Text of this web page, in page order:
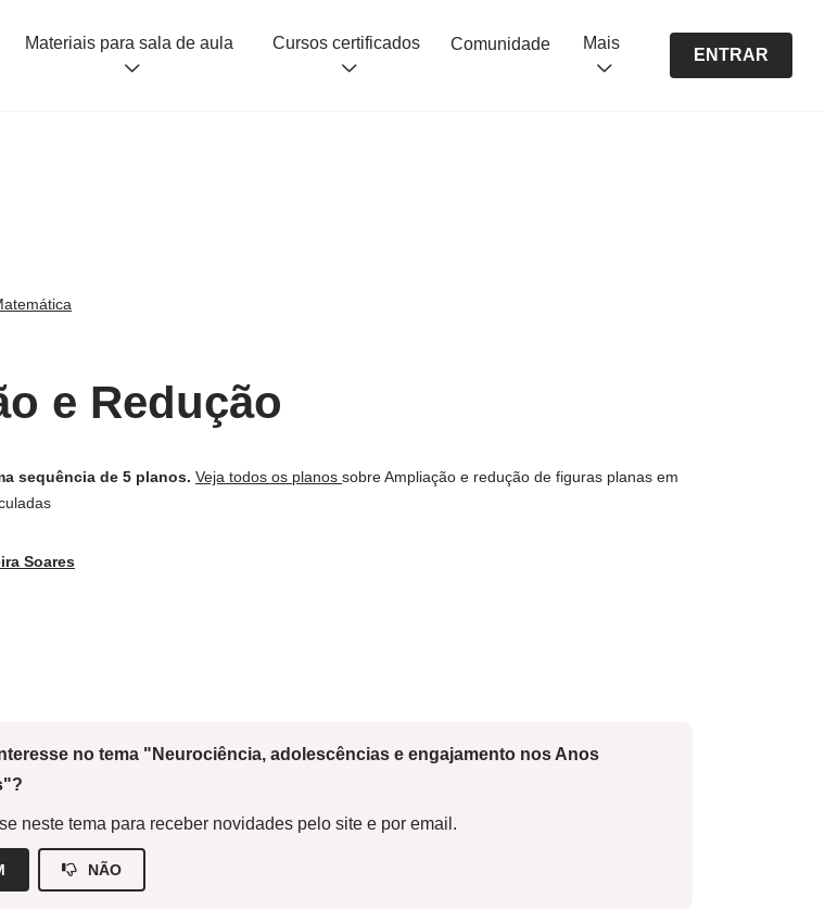
Materiais para sala de aula Cursos certificados Comunidade Mais
ENTRAR
e Redução
sequência de 5 planos. Veja todos os planos sobre Ampliação e redução de figuras planas em
Soares
no tema "Neurociência, adolescências e engajamento nos Anos
neste tema para receber novidades pelo site e por email.
NÃO